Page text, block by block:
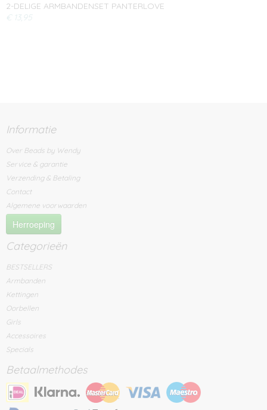
2-DELIGE ARMBANDENSET PANTERLOVE
€ 13,95
Informatie
Over Beads by Wendy
Service & garantie
Verzending & Betaling
Contact
Algemene voorwaarden
Herroeping
Categorieën
BESTSELLERS
Armbanden
Kettingen
Oorbellen
Girls
Accessoires
Specials
Betaalmethodes